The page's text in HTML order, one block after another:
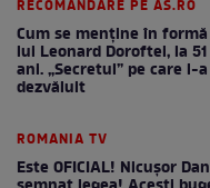
RECOMANDARE PE AS.RO
Cum se menţine în
lui Leonard Doroftei, la 51
ani. „Secretul” pe care l-a
dezvăluit
ROMANIA TV
Este OFICIAL! Nicușor